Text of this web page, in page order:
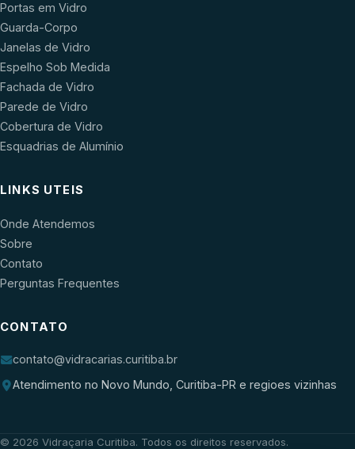
Portas em Vidro
Guarda-Corpo
Janelas de Vidro
Espelho Sob Medida
Fachada de Vidro
Parede de Vidro
Cobertura de Vidro
Esquadrias de Alumínio
LINKS UTEIS
Onde Atendemos
Sobre
Contato
Perguntas Frequentes
CONTATO
contato@vidracarias.curitiba.br
Atendimento no Novo Mundo, Curitiba-PR e regioes vizinhas
© 2026 Vidraçaria Curitiba. Todos os direitos reservados.